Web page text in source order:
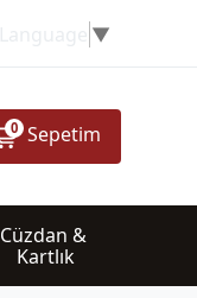
▼
0 Sepetim
Cüzdan &
Kartlık